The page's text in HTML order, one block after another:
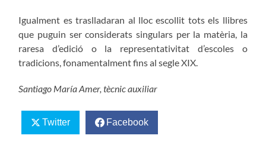
Igualment es traslladaran al lloc escollit tots els llibres
que puguin ser considerats singulars per la matèria, la
raresa d’edició o la representativitat d’escoles o
tradicions, fonamentalment fins al segle XIX.
Santiago María Amer, tècnic auxiliar
Twitter Facebook